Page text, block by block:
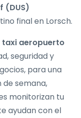
(DUS)
final en Lorsch.
taxi aeropuerto
seguridad y
para una
semana,
monitorizan tu
ayudan con el